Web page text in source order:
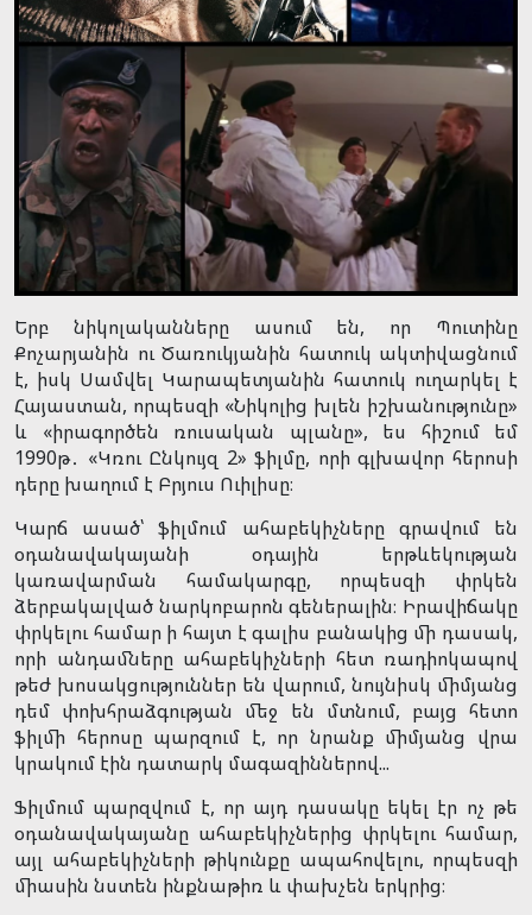
Երբ նիկոլականները ասում են, որ Պուտինը
Քոչարյանին ու Ծառուկյանին հատուկ ակտիվացնում
է, իսկ Սամվել Կարապետյանին հատուկ ուղարկել է
Հայաստան, որպեսզի «Նիկոլից խլեն իշխանությունը»
և «իրագործեն ռուսական պլանը», ես հիշում եմ
1990թ․ «Կռու Ընկույզ 2» ֆիլմը, որի գլխավոր հերոսի
դերը խաղում է Բրյուս Ուիլիսը։
Կարճ ասած՝ ֆիլմում ահաբեկիչները գրավում են
օդանավակայանի օդային երթևեկության
կառավարման համակարգը, որպեսզի փրկեն
ձերբակալված նարկոբարոն գեներալին։ Իրավիճակը
փրկելու համար ի հայտ է գալիս բանակից մի դասակ,
որի անդամները ահաբեկիչների հետ ռադիոկապով
թեժ խոսակցություններ են վարում, նույնիսկ միմյանց
դեմ փոխհրաձգության մեջ են մտնում, բայց հետո
ֆիլմի հերոսը պարզում է, որ նրանք միմյանց վրա
կրակում էին դատարկ մագազիններով...
Ֆիլմում պարզվում է, որ այդ դասակը եկել էր ոչ թե
օդանավակայանը ահաբեկիչներից փրկելու համար,
այլ ահաբեկիչների թիկունքը ապահովելու, որպեսզի
միասին նստեն ինքնաթիռ և փախչեն երկրից։